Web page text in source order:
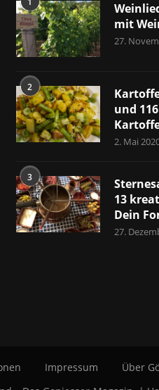
mit
27.
2
und
2. Mai
3
13
Dein
27.
Impressum Über